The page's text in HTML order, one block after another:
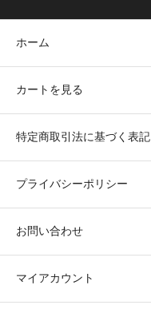
ホーム
カートを見る
特定商取引法に基づく表記
プライバシーポリシー
お問い合わせ
マイアカウント